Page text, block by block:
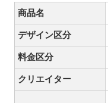
商品名
デザイン区分
料金区分
クリエイター